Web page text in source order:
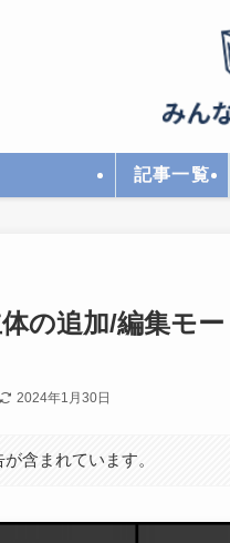
記事一覧
の追加/編集モ
2024年1月30日
含まれています。